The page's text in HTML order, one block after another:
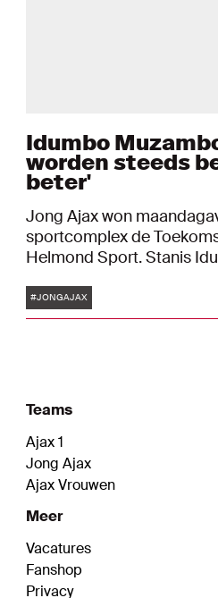
Idumbo
worden steeds
beter'
Jong Ajax won
sportcomplex de
Helmond Sport. Stanis
beloftenploeg met een
alleen maar trots zijn op
Tags
#JONGAJAX
Teams
Ajax 1
Jong Ajax
Ajax Vrouwen
Meer
Vacatures
Fanshop
Privacy